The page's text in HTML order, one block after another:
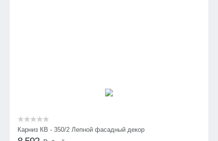
Карниз КВ - 350/2 Лепной фасадный декор